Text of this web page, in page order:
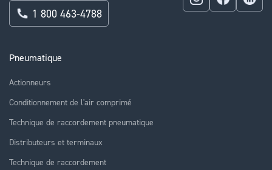
Pneumatique
Actionneurs
Conditionnement de l'air comprimé
Technique de raccordement pneumatique
Distributeurs et terminaux
Technique de raccordement
1 800 463-4788